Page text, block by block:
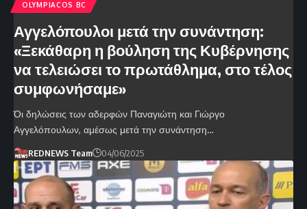
OLYMPIACOS BC
Αγγελόπουλοι μετά την συνάντηση:
«Ξεκάθαρη η βούληση της Κυβέρνησης
να τελειώσει το πρωτάθλημα, στο τέλος
συμφωνήσαμε»
Όι δηλώσεις των αδερφών Παναγιώτη και Γιώργο
Αγγελόπουλων, αμέσως μετά την συνάντηση…
REDNEWS Team 04/06/2025